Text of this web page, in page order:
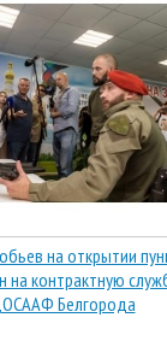
на открытии
на контрактную
Белгорода